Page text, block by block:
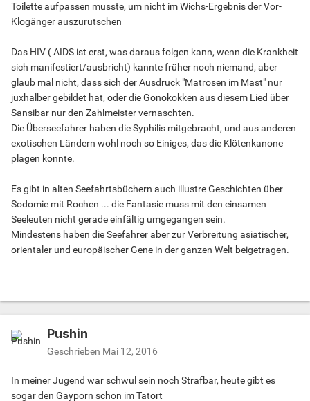
Toilette aufpassen musste, um nicht im Wichs-Ergebnis der Vor-
Klogänger auszurutschen
Das HIV ( AIDS ist erst, was daraus folgen kann, wenn die Krankheit
sich manifestiert/ausbricht) kannte früher noch niemand, aber
glaub mal nicht, dass sich der Ausdruck "Matrosen im Mast" nur
juxhalber gebildet hat, oder die Gonokokken aus diesem Lied über
Sansibar nur den Zahlmeister vernaschten.
Die Überseefahrer haben die Syphilis mitgebracht, und aus anderen
exotischen Ländern wohl noch so Einiges, das die Klötenkanone
plagen konnte.
Es gibt in alten Seefahrtsbüchern auch illustre Geschichten über
Sodomie mit Rochen ... die Fantasie muss mit den einsamen
Seeleuten nicht gerade einfältig umgegangen sein.
Mindestens haben die Seefahrer aber zur Verbreitung asiatischer,
orientaler und europäischer Gene in der ganzen Welt beigetragen.
Pushin
Geschrieben Mai 12, 2016
In meiner Jugend war schwul sein noch Strafbar, heute gibt es
sogar den Gayporn schon im Tatort